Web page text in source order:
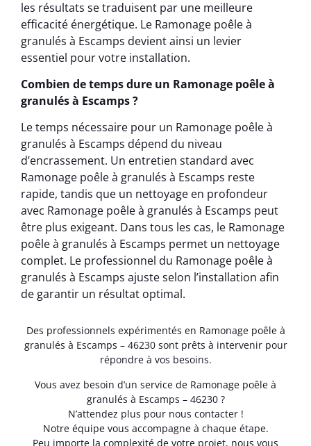
les résultats se traduisent par une meilleure
efficacité énergétique. Le Ramonage poêle à
granulés à Escamps devient ainsi un levier
essentiel pour votre installation.
Combien de temps dure un Ramonage poêle à
granulés à Escamps ?
Le temps nécessaire pour un Ramonage poêle à
granulés à Escamps dépend du niveau
d’encrassement. Un entretien standard avec
Ramonage poêle à granulés à Escamps reste
rapide, tandis que un nettoyage en profondeur
avec Ramonage poêle à granulés à Escamps peut
être plus exigeant. Dans tous les cas, le Ramonage
poêle à granulés à Escamps permet un nettoyage
complet. Le professionnel du Ramonage poêle à
granulés à Escamps ajuste selon l’installation afin
de garantir un résultat optimal.
Des professionnels expérimentés en Ramonage poêle à
granulés à Escamps – 46230 sont prêts à intervenir pour
répondre à vos besoins.
Vous avez besoin d’un service de Ramonage poêle à
granulés à Escamps – 46230 ?
N’attendez plus pour nous contacter !
Notre équipe vous accompagne à chaque étape.
Peu importe la complexité de votre projet, nous vous